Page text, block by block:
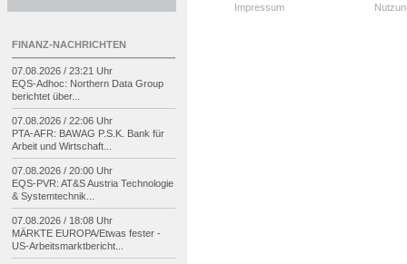
Impressum
FINANZ-NACHRICHTEN
07.08.2026 / 23:21 Uhr
EQS-Adhoc: Northern Data Group
berichtet über...
07.08.2026 / 22:06 Uhr
PTA-AFR: BAWAG P.S.K. Bank für
Arbeit und Wirtschaft...
07.08.2026 / 20:00 Uhr
EQS-PVR: AT&S Austria Technologie
& Systemtechnik...
07.08.2026 / 18:08 Uhr
MÄRKTE EUROPA/Etwas fester -
US-Arbeitsmarktbericht...